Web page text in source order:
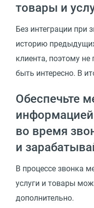
товары и
Без интеграции при
историю
клиента, поэтому
быть интересно. В
Обеспечьте
во время
и
В процессе звонка
услуги и товары
дополнительно.